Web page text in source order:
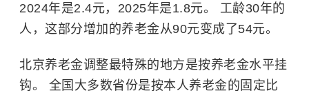
2024年是2.4元，2025年是1.8元。 工龄30年的
人，这部分增加的养老金从90元变成了54元。
北京养老金调整最特殊的地方是按养老金水平挂
钩。 全国大多数省份是按本人养老金的固定比